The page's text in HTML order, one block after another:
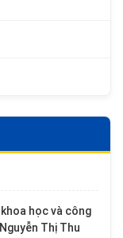
học và công
Thị Thu